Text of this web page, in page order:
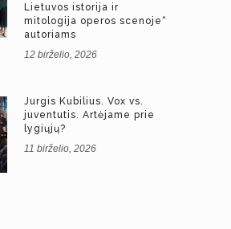
Lietuvos istorija ir
mitologija operos scenoje“
autoriams
12 birželio, 2026
Jurgis Kubilius. Vox vs.
juventutis. Artėjame prie
lygiųjų?
11 birželio, 2026